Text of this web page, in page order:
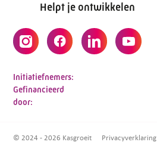
Helpt je ontwikkelen
Initiatiefnemers:
Gefinancieerd
door:
© 2024 - 2026 Kasgroeit Privacyverklaring